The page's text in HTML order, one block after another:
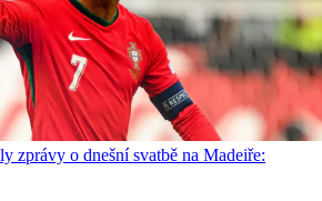
zprávy o dnešní svatbě na Madeiře: